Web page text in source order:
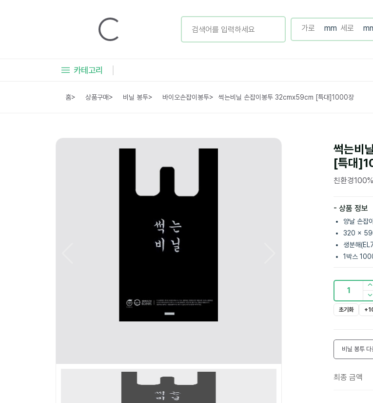
카테고리
홈> 상품구매> 비닐 봉투> 바이오손잡이봉투> 썩는비닐 손잡이봉투 32cmx59cm [특대]1000장
썩는비
[특대
친환경
- 상품 정보
양날 손잡
320 x
생분해
1박스
1
초기화
비닐 봉투 다
최종 금액